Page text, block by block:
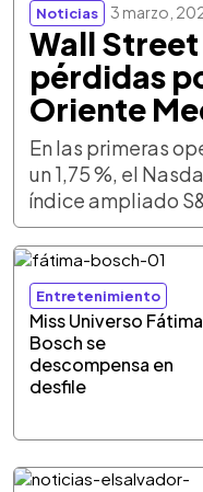
Noticias 3 marzo,
Wall
pérdidas
Oriente
En las primeras
un 1,75 %, el
índice ampliado
Entretenimiento
Miss Universo Fátima
Bosch se
descompensa en
desfile